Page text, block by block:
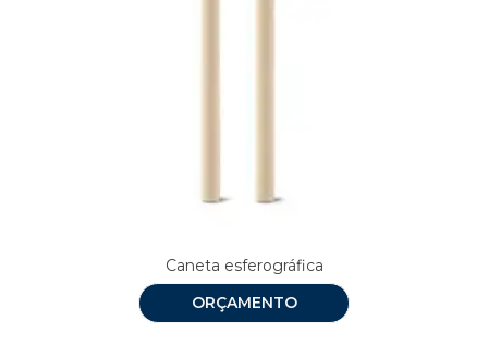
Caneta esferográfica
ORÇAMENTO